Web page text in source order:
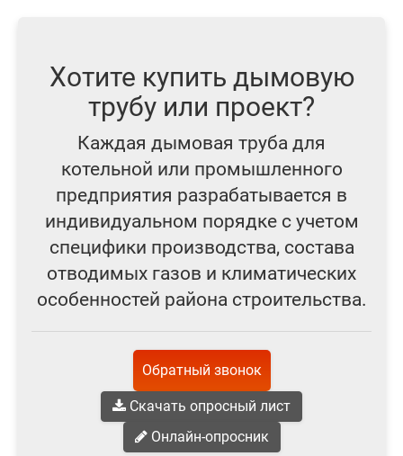
Хотите купить дымовую
трубу или проект?
Каждая дымовая труба для
котельной или промышленного
предприятия разрабатывается в
индивидуальном порядке с учетом
специфики производства, состава
отводимых газов и климатических
особенностей района строительства.
Обратный звонок
Скачать опросный лист
Онлайн-опросник